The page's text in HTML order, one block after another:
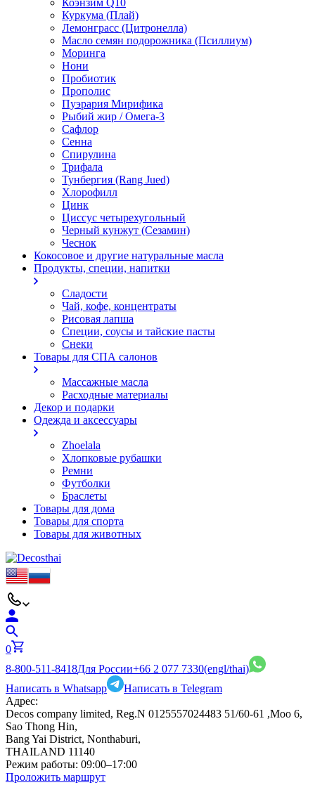
Коэнзим Q10
Куркума (Плай)
Лемонграсс (Цитронелла)
Масло семян подорожника (Псиллиум)
Моринга
Нони
Пробиотик
Прополис
Пуэрария Мирифика
Рыбий жир / Омега-3
Сафлор
Сенна
Спирулина
Трифала
Тунбергия (Rang Jued)
Хлорофилл
Цинк
Циссус четырехугольный
Черный кунжут (Сезамин)
Чеснок
Кокосовое и другие натуральные масла
Продукты, специи, напитки
Сладости
Чай, кофе, концентраты
Рисовая лапша
Специи, соусы и тайские пасты
Снеки
Товары для СПА салонов
Массажные масла
Расходные материалы
Декор и подарки
Одежда и аксессуары
Zhoelala
Хлопковые рубашки
Ремни
Футболки
Браслеты
Товары для дома
Товары для спорта
Товары для животных
0
8-800-511-8418Для России+66 2 077 7330(engl/thai)
Написать в Whatsapp
Написать в Telegram
Адрес:
Decos company limited, Reg.N 0125557024483 51/60-61 ,Moo 6,
Sao Thong Hin,
Bang Yai District, Nonthaburi,
THAILAND 11140
Режим работы: 09:00–17:00
Проложить маршрут